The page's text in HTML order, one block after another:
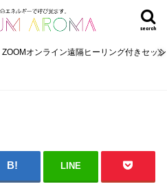
search
オンライン遠隔ヒーリング付きセッ
LINE